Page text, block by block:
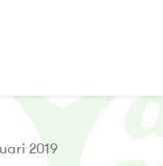
2019